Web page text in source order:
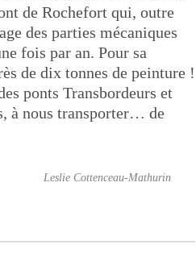
de Rochefort qui, outre
des parties mécaniques
fois par an. Pour sa
de dix tonnes de peinture !
ponts Transbordeurs et
à nous transporter… de
Leslie Cottenceau-Mathurin